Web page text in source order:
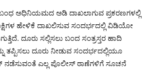
ಅಧಿನಿಯಮದ ಅಡಿ ದಾಖಲಾಗುವ ಪ್ರಕರಣಗಳಲ್ಲಿ
ಹೇಳಿಕೆ ದಾಖಲಿಸುವ ಸಂದರ್ಭದಲ್ಲಿ ವಿಡಿಯೋ
ದೂರು ಸಲ್ಲಿಸಲು ಬಂದ ಸಂತ್ರಸ್ತರ ಹಾದಿ
ತಪ್ಪಿಸಲು ದೂರು ನೀಡುವ ಸಂದರ್ಭದಲ್ಲಿಯೂ
ಎಲ್ಲ ಪೊಲೀಸ್ ಠಾಣೆಗಳಿಗೆ ಸೂಚನೆ